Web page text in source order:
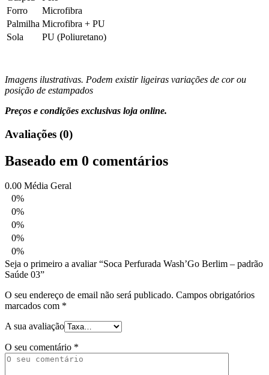
Forro
Microfibra
Palmilha Microfibra + PU
Sola
PU (Poliuretano)
Imagens ilustrativas. Podem existir ligeiras variações de cor ou
posição de estampados
Preços e condições exclusivas loja online.
Avaliações (0)
Baseado em 0 comentários
0.00 Média Geral
0%
0%
0%
0%
0%
Seja o primeiro a avaliar “Soca Perfurada Wash’Go Berlim – padrão
Saúde 03”
O seu endereço de email não será publicado. Campos obrigatórios
marcados com *
A sua avaliação
O seu comentário *